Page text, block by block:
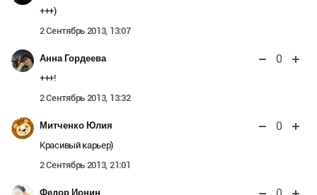
+++)
2 Сентябрь 2013, 13:07
Анна Гордеева 0
+++!
2 Сентябрь 2013, 13:32
Митченко Юлия 0
Красивый карьер)
2 Сентябрь 2013, 21:01
Федор Ионин